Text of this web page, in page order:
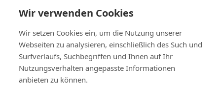
🏥 Psychiatrische Notaufnahmen (rund um die Uhr):
Asklepios Klinik Nord – Ochsenzoll
Tel: 040 1818 85‑0
UKE – Klinik für Psychiatrie und Psychotherapie
Wir verwenden Cookies
Wir setzen Cookies ein, um die Nutzung unserer
Webseiten zu analysieren, einschließlich des Such und
Surfverlaufs, Suchbegriffen und Ihnen auf Ihr
Nutzungsverhalten angepasste Informationen
anbieten zu können.